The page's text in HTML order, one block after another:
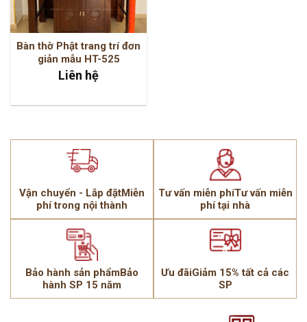
Bàn thờ Phật trang trí đơn
giản mẫu HT-525
Liên hệ
Vận chuyển - Lắp đặtMiễn
phí trong nội thành
Tư vấn miễn phíTư vấn miễn
phí tại nhà
Bảo hành sản phẩmBảo
hành SP 15 năm
Ưu đãiGiảm 15% tất cả các
SP